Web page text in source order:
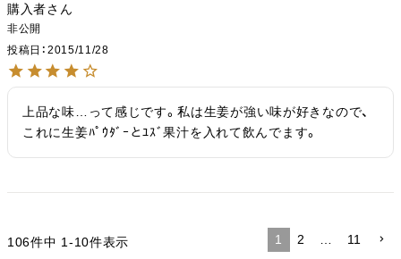
購入者
非公開
投稿日
2015/11/28
上品な味…って感じです。私は生姜が強い味が好きなので、
これに生姜ﾊﾟｳﾀﾞｰとﾕｽﾞ果汁を入れて飲んでます。
106件中 1 -10件表示 1 2 11